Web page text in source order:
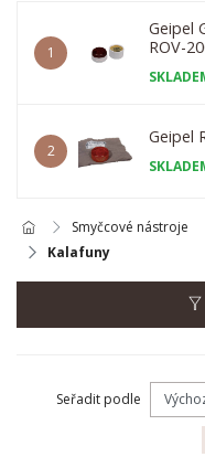
1
Geipel
ROV-
2
Geipel
Smyčcové nástroje
Kalafuny
Seřadit podle